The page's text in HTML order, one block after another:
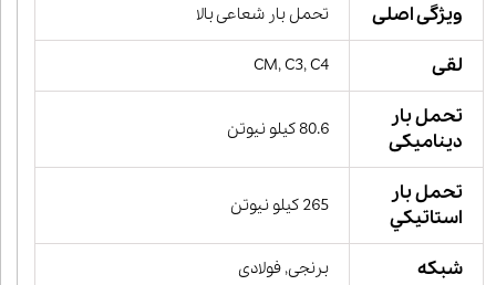
ویژگی اصلی تحمل بار شعاعی بالا
لقی CM, C3, C4
تحمل بار
دینامیکی
80.6 کیلو نیوتن
تحمل بار
استاتيكي
265 کیلو نیوتن
شبکه برنجی, فولادی